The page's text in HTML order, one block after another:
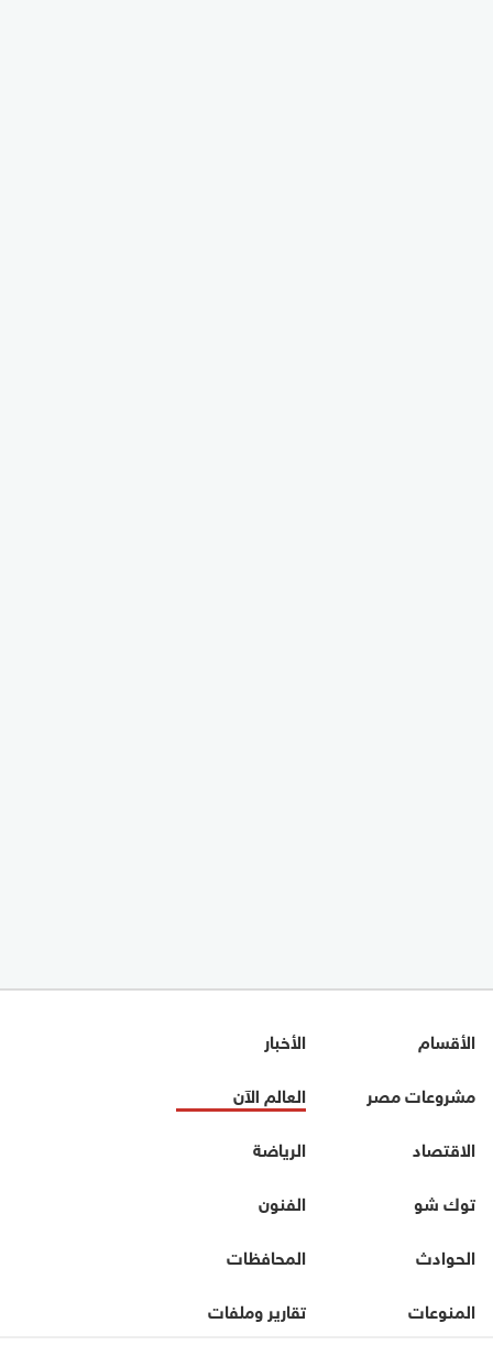
الأقسام
الأخبار
مشروعات مصر
العالم الآن
الاقتصاد
الرياضة
توك شو
الفنون
الحوادث
المحافظات
المنوعات
تقارير وملفات